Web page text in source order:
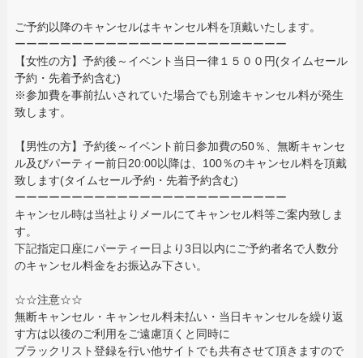
ご予約以降のキャンセルはキャンセル料を頂戴いたします。
ーーーーーーーーーーーーーーーーーーーーーーーー
【女性の方】予約後～イベント当日一律１５００円(タイムセール
予約・先着予約含む)
※参加費を事前払いされていた場合でも別途キャンセル料が発生
致します。
【男性の方】予約後～イベント前日参加費の50％、無断キャンセ
ル及びパーティー前日20:00以降は、100％のキャンセル料を頂戴
致します(タイムセール予約・先着予約含む)
ーーーーーーーーーーーーーーーーーーーーーーーー
キャンセル時は当社よりメールにてキャンセル料等ご案内致しま
す。
下記指定口座にパーティー日より3日以内にご予約者名で人数分
のキャンセル料金をお振込み下さい。
☆☆注意☆☆
無断キャンセル・キャンセル料未払い・当日キャンセルを繰り返
す方は以後のご利用をご遠慮頂くと同時に
ブラックリスト登録を行い他サイトでも共有させて頂きますので